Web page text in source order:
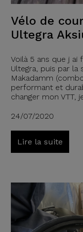
Vélo de
Ultegra
Voilà 5 ans que j ai
Ultegra, puis par la
Makadamm
performant et
changer mon VTT,
24/07/2020
Lire la suite